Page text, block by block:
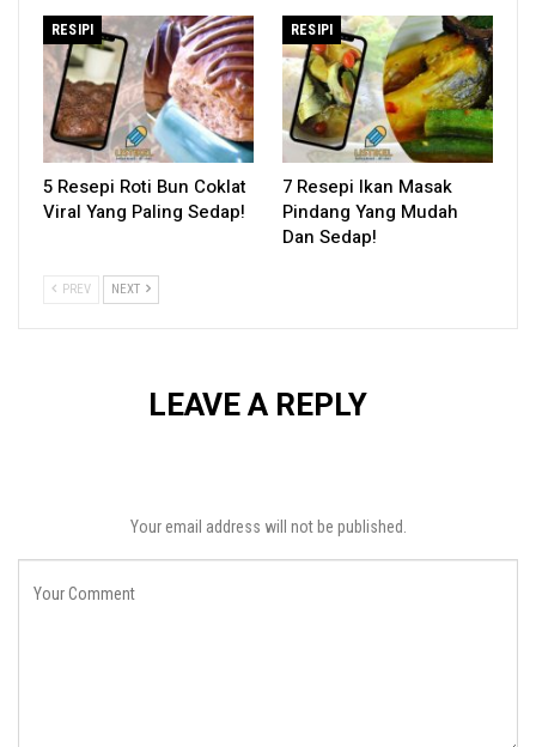
RESIPI
5 Resepi Roti Bun Coklat
Viral Yang Paling Sedap!
RESIPI
7 Resepi Ikan Masak
Pindang Yang Mudah
Dan Sedap!
PREV NEXT
LEAVE A REPLY
Your email address will not be published.